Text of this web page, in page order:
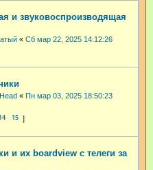
и звуковоспроизводящая
« Сб мар 22, 2025 14:12:26
« Пн мар 03, 2025 18:50:23
15
и их boardview с телеги за